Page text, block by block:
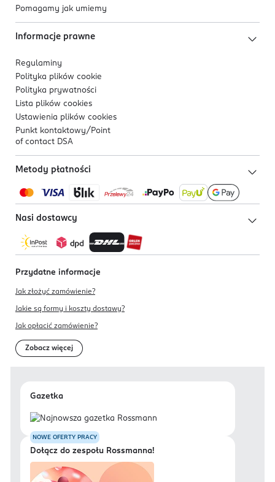
Pomagamy jak umiemy
Informacje prawne
Regulaminy
Polityka plików cookie
Polityka prywatności
Lista plików cookies
Ustawienia plików cookies
Punkt kontaktowy/ Point
of contact DSA
Metody płatności
Nasi dostawcy
Przydatne informacje
Jak złożyć zamówienie?
Jakie są formy i koszty dostawy?
Jak opłacić zamówienie?
Zobacz więcej
Gazetka
NOWE OFERTY PRACY
Dołącz do zespołu Rossmanna!